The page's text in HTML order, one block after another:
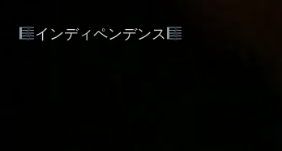
インディペンデンス